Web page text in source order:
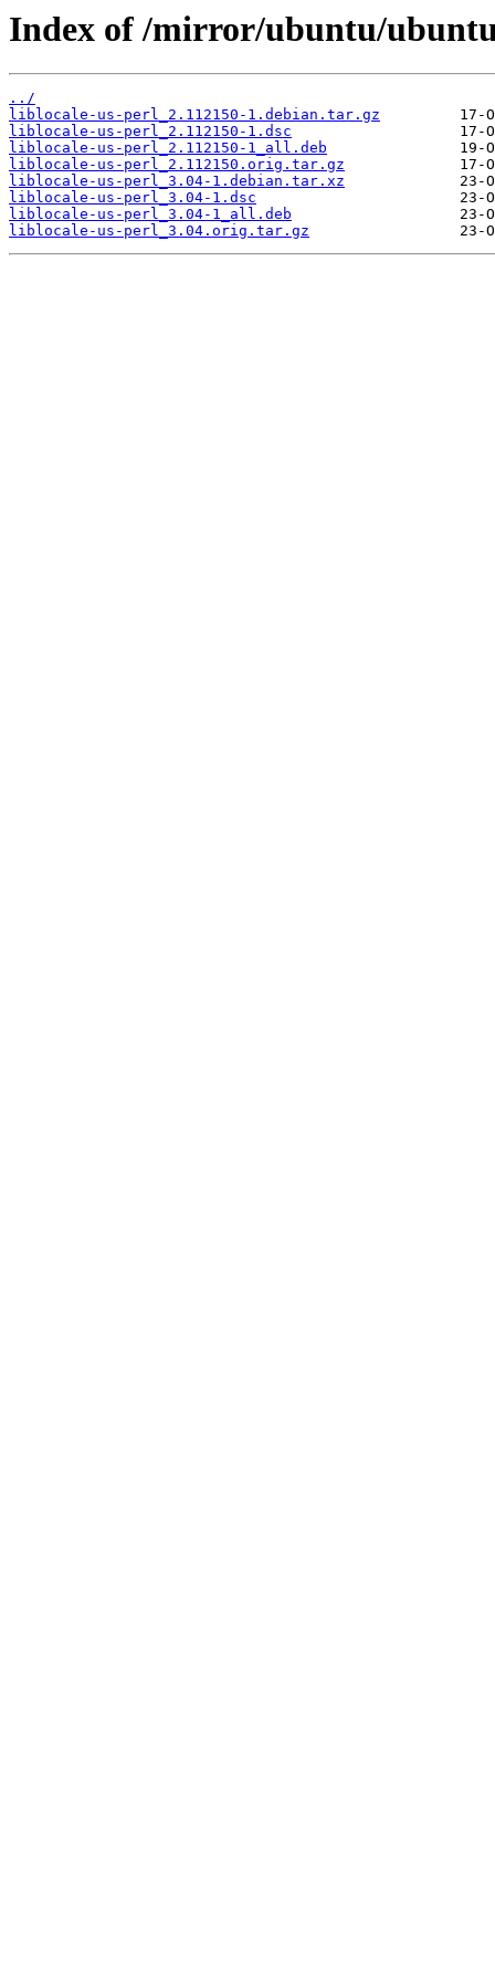
Index of /mirror/ubuntu/
../
liblocale-us-perl_2.112150-1.debian.tar.gz
liblocale-us-perl_2.112150-1.dsc
liblocale-us-perl_2.112150-1_all.deb
liblocale-us-perl_2.112150.orig.tar.gz
liblocale-us-perl_3.04-1.debian.tar.xz
liblocale-us-perl_3.04-1.dsc
liblocale-us-perl_3.04-1_all.deb
liblocale-us-perl_3.04.orig.tar.gz